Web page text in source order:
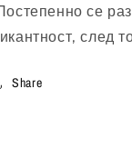
се
след
Share